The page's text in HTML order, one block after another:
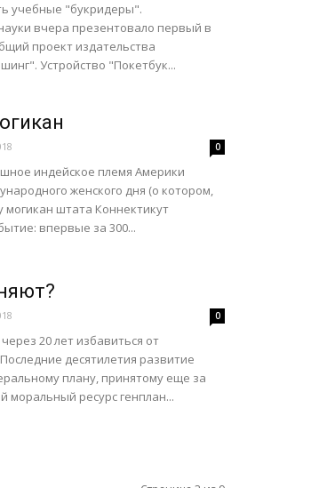
учебные "букридеры".
вчера презентовало первый в
проект издательства
Устройство "Покетбук...
0
индейское племя Америки
женского дня (о котором,
могикан штата Коннектикут
впервые за 300...
0
20 лет избавиться от
десятилетия развитие
плану, принятому еще за
моральный ресурс генплан...